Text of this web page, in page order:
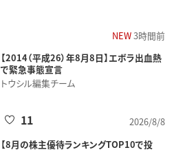
NEW3時間前
【2014（平成26）年8月8日】エボラ出血熱
で緊急事態宣言
トウシル編集チーム
2026/8/8
11
【8月の株主優待ランキングTOP10で投